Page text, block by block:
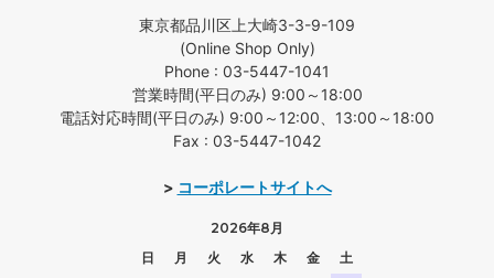
東京都品川区上大崎3-3-9-109
(Online Shop Only)
Phone : 03-5447-1041
営業時間(平日のみ) 9:00～18:00
電話対応時間(平日のみ) 9:00～12:00、13:00～18:00
Fax : 03-5447-1042
> コーポレートサイトへ
2026年8月
日
月 火 水 木 金
土